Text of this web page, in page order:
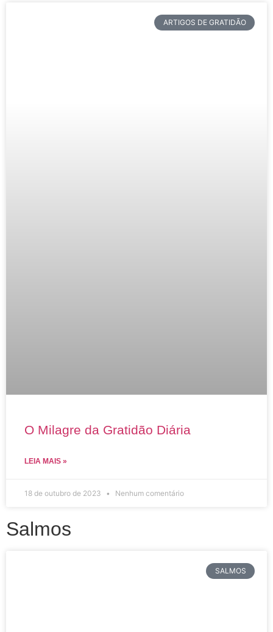
ARTIGOS DE GRATIDÃO
O Milagre da Gratidão Diária
LEIA MAIS »
18 de outubro de 2023 Nenhum comentário
Salmos
SALMOS